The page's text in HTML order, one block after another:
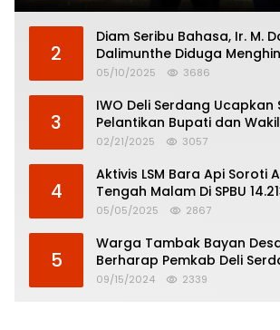
2
Diam Seribu Bahasa, Ir. M.
Dalimunthe Diduga
Pertanggungjawaban Politik
05/10/2025 3686
3
IWO Deli Serdang
Pelantikan Bupati dan
Serdang
02/21/2025 3057
4
Aktivis LSM Bara Api Soroti
Tengah Malam Di SPBU
Tinggi
05/05/2025 2867
5
Warga Tambak Bayan
Berharap Pemkab Deli
Banjir
09/15/2024 2339